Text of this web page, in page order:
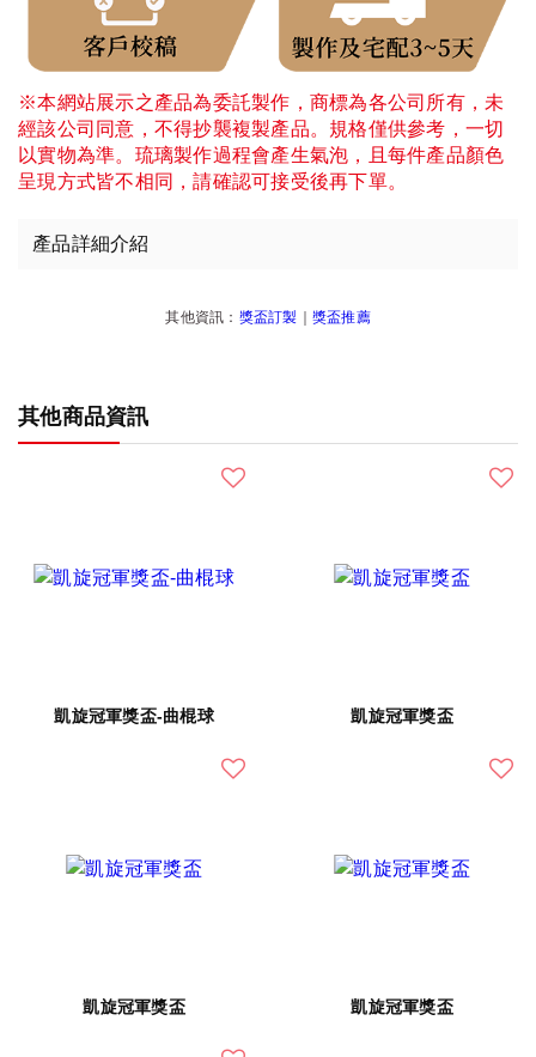
※本網站展示之產品為委託製作，商標為各公司所有，未
經該公司同意，不得抄襲複製產品。規格僅供參考，一切
以實物為準。琉璃製作過程會產生氣泡，且每件產品顏色
呈現方式皆不相同，請確認可接受後再下單。
產品詳細介紹
其他資訊： 獎盃訂製 獎盃推薦
其他商品資訊
凱旋冠軍獎盃-曲棍球 凱旋冠軍獎盃
凱旋冠軍獎盃 凱旋冠軍獎盃